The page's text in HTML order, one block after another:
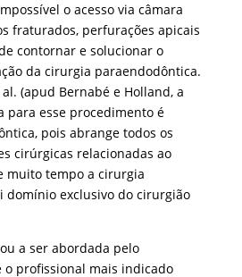
o acesso via câmara
fraturados, perfurações apicais
contornar e solucionar o
da cirurgia paraendodôntica.
(apud Bernabé e Holland, a
para esse procedimento é
pois abrange todos os
cirúrgicas relacionadas ao
muito tempo a cirurgia
domínio exclusivo do cirurgião
a ser abordada pelo
o profissional mais indicado